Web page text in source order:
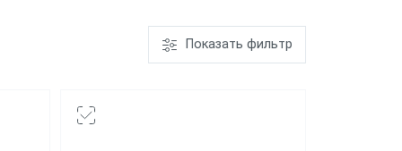
Показать фильтр